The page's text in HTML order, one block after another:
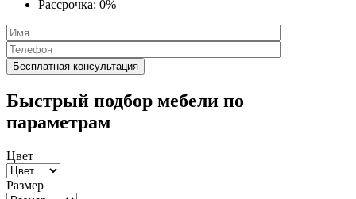
Рассрочка: 0%
Быстрый подбор мебели по
параметрам
Цвет
Размер